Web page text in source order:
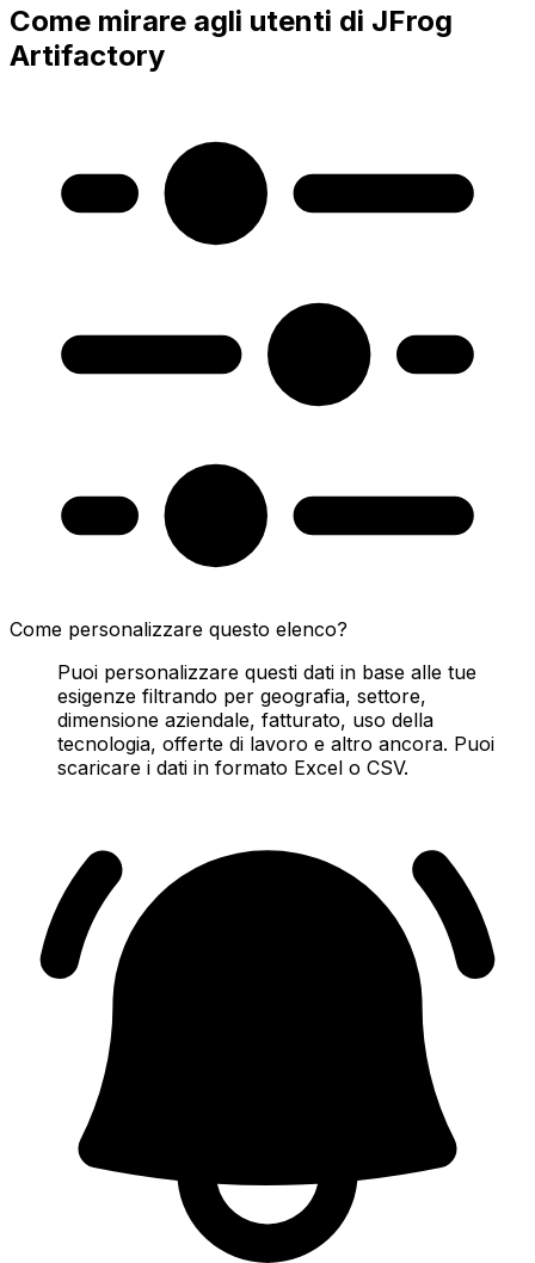
Come mirare agli utenti di JFrog
Artifactory
Come personalizzare questo elenco?
Puoi personalizzare questi dati in base alle tue
esigenze filtrando per geografia, settore,
dimensione aziendale, fatturato, uso della
tecnologia, offerte di lavoro e altro ancora. Puoi
scaricare i dati in formato Excel o CSV.